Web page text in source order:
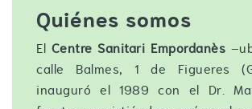
Quiénes somos
El Centre Sanitari Empordanès
calle Balmes, 1 de Figueres
inauguró el 1989 con el Dr.